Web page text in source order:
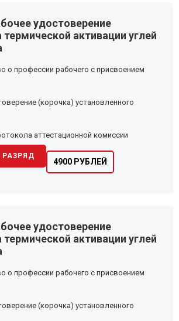
удостоверение
термической активации углей
о профессии рабочего с присвоением
(корочка) установленного
аттестационной комиссии
4900 РУБЛЕЙ
РАЗРЯД
удостоверение
термической активации углей
о профессии рабочего с присвоением
(корочка) установленного